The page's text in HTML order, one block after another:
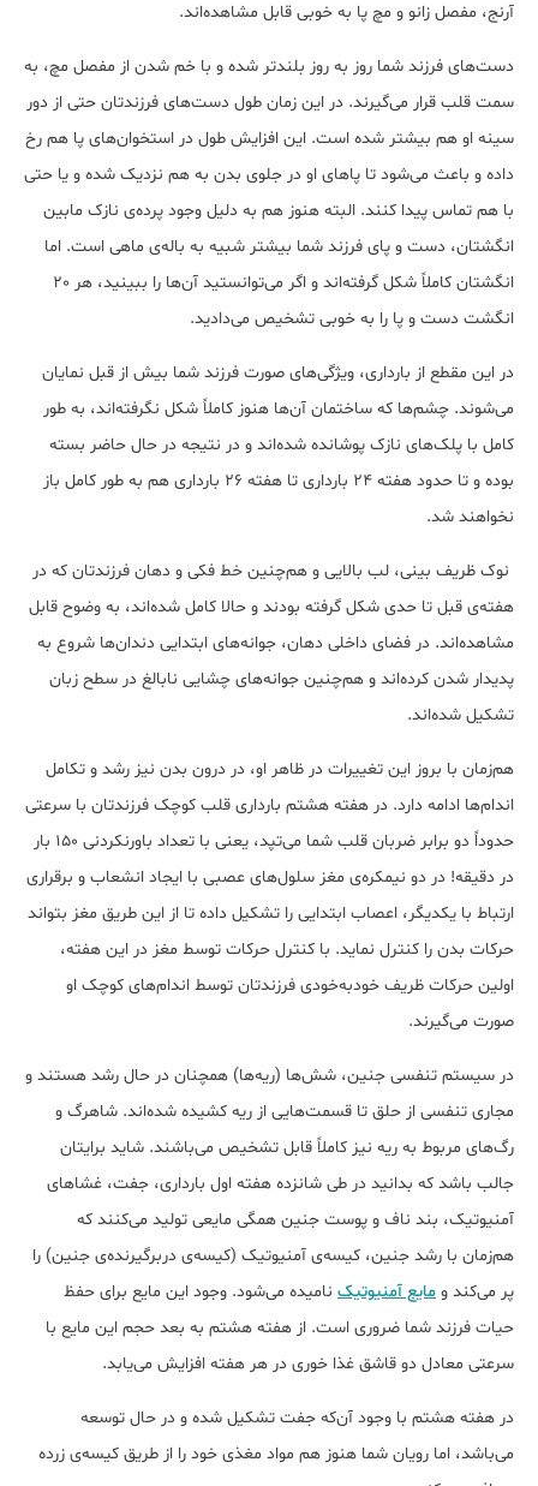
آرنج، مفصل زانو و مچ پا به خوبی قابل مشاهده‌اند.
دست‌های فرزند شما روز به روز بلندتر شده و با خم شدن از مفصل مچ، به
سمت قلب قرار می‌گیرند. در این زمان طول دست‌های فرزندتان حتی از دور
سینه او هم بیشتر شده است. این افزایش طول در استخوان‌های پا هم رخ
داده و باعث می‌شود تا پاهای او در جلوی بدن به هم نزدیک شده و یا حتی
با هم تماس پیدا کنند. البته هنوز هم به دلیل وجود پرده‌ی نازک مابین
انگشتان، دست و پای فرزند شما بیشتر شبیه به باله‌ی ماهی است. اما
انگشتان کاملاً شکل گرفته‌اند و اگر می‌توانستید آن‌ها را ببینید، هر 20
انگشت دست و پا را به خوبی تشخیص می‌دادید.
در این مقطع از بارداری، ویژگی‌های صورت فرزند شما بیش از قبل نمایان
می‌شوند. چشم‌ها که ساختمان آن‌ها هنوز کاملاً شکل نگرفته‌اند، به طور
کامل با پلک‌های نازک پوشانده شده‌اند و در نتیجه در حال حاضر بسته
بوده و تا حدود هفته 24 بارداری تا هفته 26 بارداری هم به طور کامل باز
نخواهند شد.
نوک ظریف بینی، لب بالایی و هم‌چنین خط فکی و دهان فرزندتان که در
هفته‌ی قبل تا حدی شکل گرفته بودند و حالا کامل شده‌اند، به وضوح قابل
مشاهده‌اند. در فضای داخلی دهان، جوانه‌های ابتدایی دندان‌ها شروع به
پدیدار شدن کرده‌اند و هم‌چنین جوانه‌های چشایی نابالغ در سطح زبان
تشکیل شده‌اند.
هم‌زمان با بروز این تغییرات در ظاهر او، در درون بدن نیز رشد و تکامل
اندام‌ها ادامه دارد. در هفته‌ هشتم بارداری قلب کوچک فرزندتان با سرعتی
حدوداً دو برابر ضربان قلب شما می‌تپد، یعنی با تعداد باورنکردنی 150 بار
در دقیقه! در دو نیمکره‌ی مغز سلول‌های عصبی با ایجاد انشعاب و برقراری
ارتباط با یکدیگر، اعصاب ابتدایی را تشکیل داده تا از این طریق مغز بتواند
حرکات بدن را کنترل نماید. با کنترل حرکات توسط مغز در این هفته،
اولین حرکات ظریف خودبه‌خودی فرزندتان توسط اندام‌های کوچک او
صورت می‌گیرند.
در سیستم تنفسی جنین، شش‌ها (ریه‌ها) همچنان در حال رشد هستند و
مجاری تنفسی از حلق تا قسمت‌هایی از ریه كشیده شده‌اند. شاهرگ و
رگ‌های مربوط به ریه نیز کاملاً قابل تشخیص می‌باشند. شاید برایتان
جالب باشد که بدانید در طی شانزده هفته‌ اول بارداری، جفت، غشاهای
آمنیوتیک، بند ناف و پوست جنین همگی مایعی تولید می‌کنند که
هم‌زمان با رشد جنین، کیسه‌ی آمنیوتیک (کیسه‌ی دربرگیرنده‌ی جنین) را
پر می‌کند و مایع آمنیوتیک نامیده می‌شود. وجود این مایع برای حفظ
حیات فرزند شما ضروری است. از هفته‌ هشتم به بعد حجم این مایع با
سرعتی معادل دو قاشق غذا خوری در هر هفته افزایش می‌یابد.
در هفته‌ هشتم با وجود آن‌که جفت تشکیل شده و در حال توسعه
می‌باشد، اما رویان شما هنوز هم مواد مغذی خود را از طریق کیسه‌ی زرده